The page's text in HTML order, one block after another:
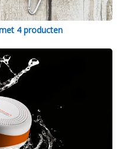
4 producten